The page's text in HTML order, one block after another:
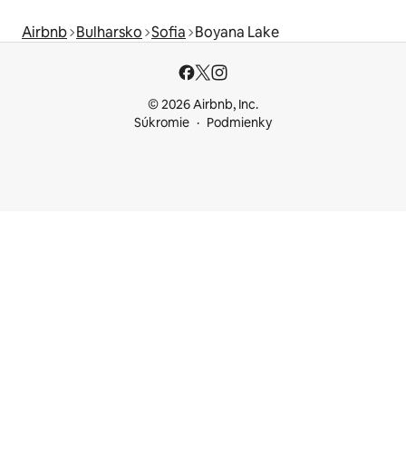
Airbnb Bulharsko Sofia Boyana Lake
© 2026 Airbnb, Inc.
Súkromie
Podmienky